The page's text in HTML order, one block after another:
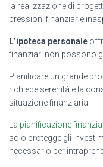
la realizzazione di
pressioni finanziarie
L’ipoteca personale
finanziari non possono
Pianificare un grande
richiede serenità e la
situazione finanziaria.
La pianificazione
solo protegge gli
necessario per